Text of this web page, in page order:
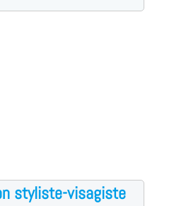
styliste-visagiste